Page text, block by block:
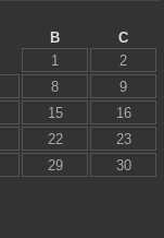
B
C
1
2
8
9
15
16
22
23
29
30